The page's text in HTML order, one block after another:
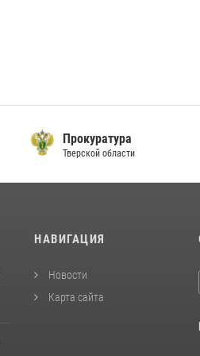
Прокуратура
Тверской области
НАВИГАЦИЯ
Новости
Карта сайта